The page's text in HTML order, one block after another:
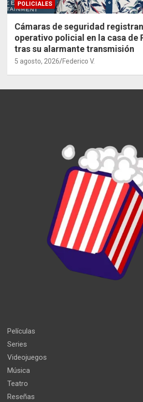
POLICIALES
Cámaras de seguridad
operativo policial en la casa de
tras su alarmante transmisión
5 agosto, 2026 Federico V.
Películas
Series
Videojuegos
Música
Teatro
Reseñas